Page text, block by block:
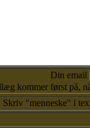
Din email
kommer først på,
Skriv "menneske" i